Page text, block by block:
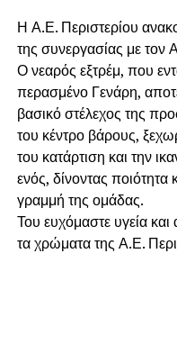
Η Α.Ε. Περιστερίου
της συνεργασίας με
Ο νεαρός εξτρέμ, που
περασμένο Γενάρη,
βασικό στέλεχος της
του κέντρο βάρους,
του κατάρτιση και την
ενός, δίνοντας ποιότητα
γραμμή της ομάδας.
Του ευχόμαστε υγεία και
τα χρώματα της Α.Ε.